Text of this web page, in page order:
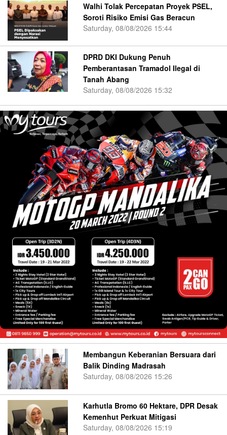
Walhi Tolak Percepatan Proyek PSEL,
Soroti Risiko Emisi Gas Beracun
Saturday, 08/08/2026 15:44
DPRD DKI Dukung Penuh
Pemberantasan Tramadol Ilegal di
Tanah Abang
Saturday, 08/08/2026 15:32
Membangun Keberanian Bersuara dari
Balik Dinding Madrasah
Saturday, 08/08/2026 15:26
Karhutla Bromo 60 Hektare, DPR Desak
Kemenhut Perkuat Mitigasi
Saturday, 08/08/2026 15:19